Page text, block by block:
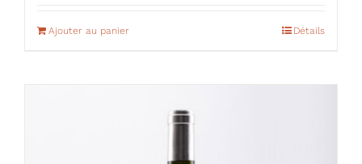
Ajouter au panier Détails